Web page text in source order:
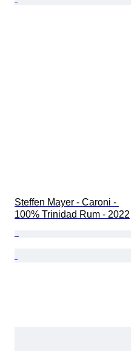
Steffen Mayer - Caroni -
100% Trinidad Rum - 2022